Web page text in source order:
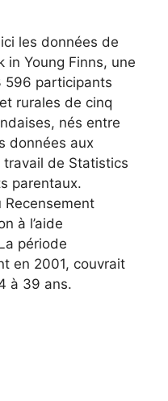
les données de
in Young Finns, une
596 participants
rurales de cinq
nés entre
données aux
de Statistics
parentaux.
à l’aide
période
en 2001, couvrait
à 39 ans.